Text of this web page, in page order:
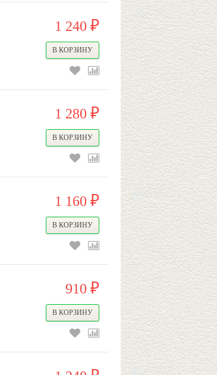
1 240 ₽
1 280 ₽
1 160 ₽
910 ₽